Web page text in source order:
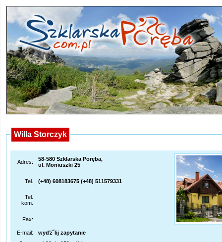
Willa Storczyk
Adres:
58-580 Szklarska Poręba,
ul. Moniuszki 25
Tel. (+48) 608183675 (+48) 511579331
Tel.
kom.
Fax:
E-mail:
wyďż˝lij zapytanie